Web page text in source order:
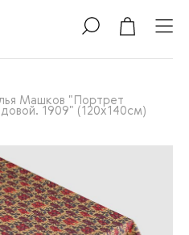
Машков "Портрет
1909" (120х140см)